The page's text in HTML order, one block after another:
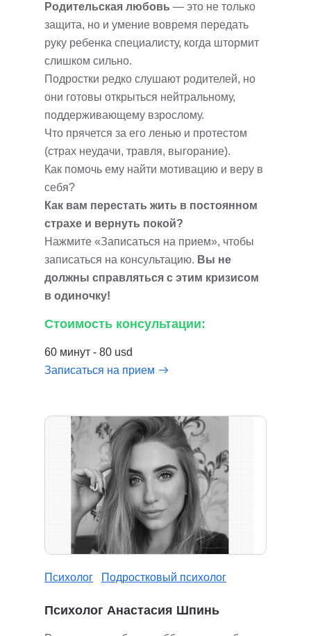
Родительская любовь — это не только
защита, но и умение вовремя передать
руку ребенка специалисту, когда штормит
слишком сильно.
Подростки редко слушают родителей, но
они готовы открыться нейтральному,
поддерживающему взрослому.
Что прячется за его ленью и протестом
(страх неудачи, травля, выгорание).
Как помочь ему найти мотивацию и веру в
себя?
Как вам перестать жить в постоянном
страхе и вернуть покой?
Нажмите «Записаться на прием», чтобы
записаться на консультацию. Вы не
должны справляться с этим кризисом
в одиночку!
Стоимость консультации:
60 минут - 80 usd
Записаться на прием
Психолог Подростковый психолог
Психолог Анастасия Шпинь